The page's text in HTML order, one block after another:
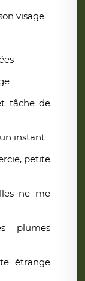
visage
tâche de
instant
petite
ne me
plumes
étrange